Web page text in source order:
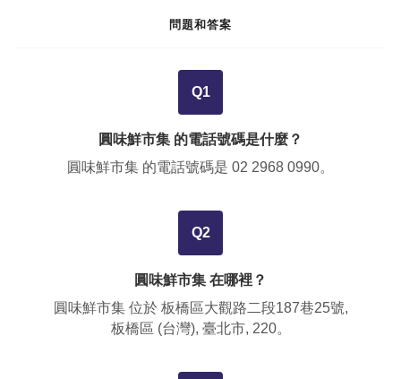
問題和答案
Q1
圓味鮮市集 的電話號碼是什麼？
圓味鮮市集 的電話號碼是 02 2968 0990。
Q2
圓味鮮市集 在哪裡？
圓味鮮市集 位於 板橋區大觀路二段187巷25號,
板橋區 (台灣), 臺北市, 220。